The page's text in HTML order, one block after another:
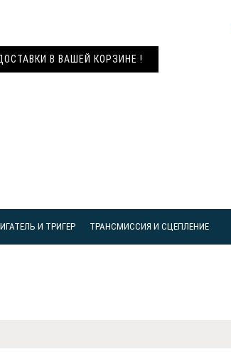
В ВАШЕЙ КОРЗИНЕ !
И ТРИГЕР ТРАНСМИССИЯ И СЦЕПЛЕНИЕ